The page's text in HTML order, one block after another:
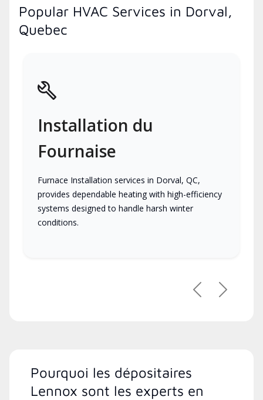
Popular HVAC Services in Dorval,
Quebec
Installation du
Fournaise
Furnace Installation services in Dorval, QC,
provides dependable heating with high-efficiency
systems designed to handle harsh winter
conditions.
PrécédentSuivant
Pourquoi les dépositaires
Lennox sont les experts en